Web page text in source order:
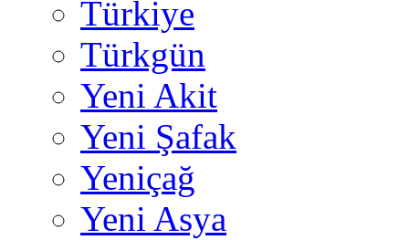
Türkiye
Türkgün
Yeni Akit
Yeni Şafak
Yeniçağ
Yeni Asya